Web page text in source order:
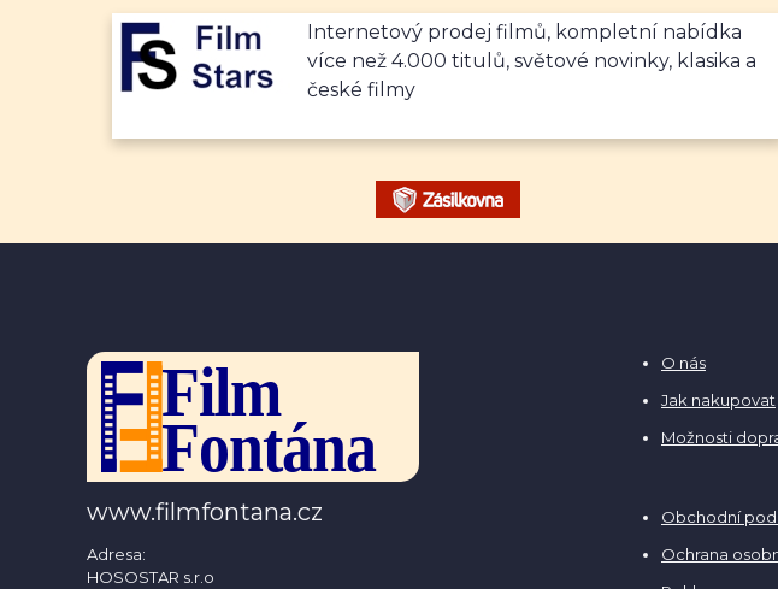
Internetový prodej filmů, kompletní nabídka
více než 4.000 titulů, světové novinky, klasika a
české filmy
www.filmfontana.cz
Adresa:
HOSOSTAR s.r.o
O nás
Jak nakupovat
Možnosti
Obchodní
Ochrana